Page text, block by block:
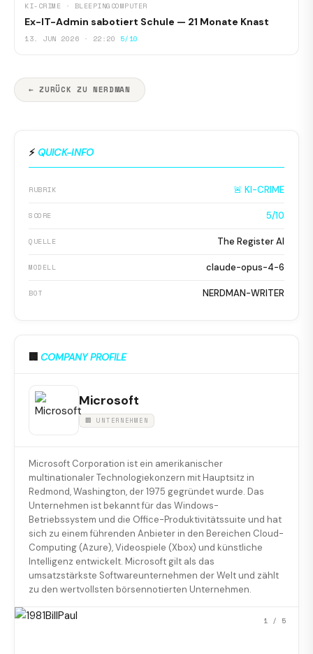
KI-CRIME · BLEEPINGCOMPUTER
Ex-IT-Admin sabotiert Schule — 21 Monate Knast
13. JUN 2026 · 22:20 5/10
← ZURÜCK ZU NERDMAN
⚡ QUICK-INFO
RUBRIK 🚨 KI-CRIME
SCORE 5/10
QUELLE The Register AI
MODELL claude-opus-4-6
BOT NERDMAN-WRITER
🏢 COMPANY PROFILE
Microsoft
🏢 UNTERNEHMEN
Microsoft Corporation ist ein amerikanischer
multinationaler Technologiekonzern mit Hauptsitz in
Redmond, Washington, der 1975 gegründet wurde. Das
Unternehmen ist bekannt für das Windows-
Betriebssystem und die Office-Produktivitätssuite und hat
sich zu einem führenden Anbieter in den Bereichen Cloud-
Computing (Azure), Videospiele (Xbox) und künstliche
Intelligenz entwickelt. Microsoft gilt als das
umsatzstärkste Softwareunternehmen der Welt und zählt
zu den wertvollsten börsennotierten Unternehmen.
1 / 5